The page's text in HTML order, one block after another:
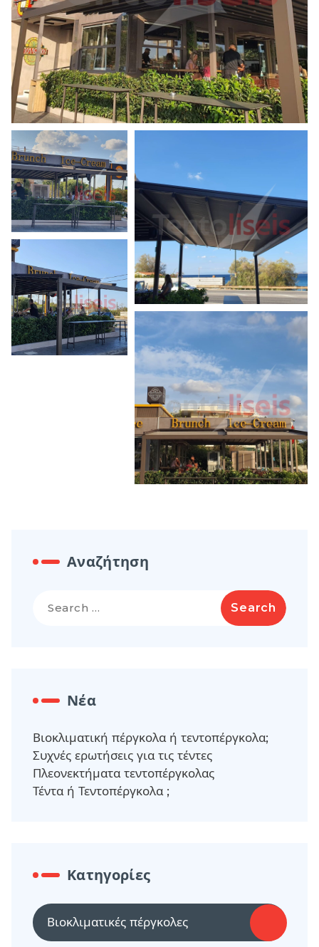
Αναζήτηση
for:
Νέα
Βιοκλιματική πέργκολα ή τεντοπέργκολα;
Συχνές ερωτήσεις για τις τέντες
Πλεονεκτήματα τεντοπέργκολας
Τέντα ή Τεντοπέργκολα ;
Κατηγορίες
Βιοκλιματικές πέργκολες